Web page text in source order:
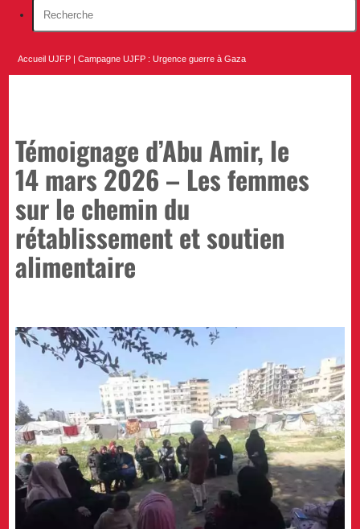
Accueil UJFP |Campagne UJFP : Urgence guerre à Gaza
Témoignage d’Abu Amir, le
14 mars 2026 – Les femmes
sur le chemin du
rétablissement et soutien
alimentaire